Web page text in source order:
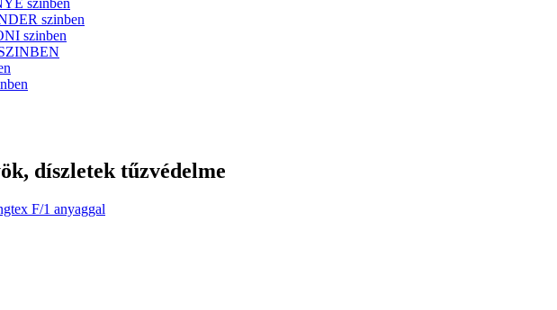
szinben
szinben
szinben
díszletek tűzvédelme
F/1 anyaggal